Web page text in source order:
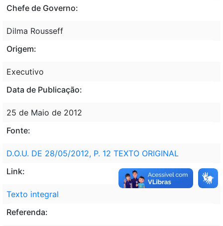
Chefe de Governo:
Dilma Rousseff
Origem:
Executivo
Data de Publicação:
25 de Maio de 2012
Fonte:
D.O.U. DE 28/05/2012, P. 12 TEXTO ORIGINAL
Link:
Texto integral
Referenda: